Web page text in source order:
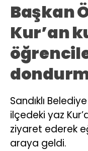
Başkan
Kur’an
Sandıklı
ilçedeki yaz
ziyaret ederek
araya geldi.